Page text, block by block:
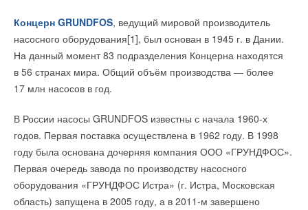
Концерн GRUNDFOS, ведущий мировой производитель
насосного оборудования[1], был основан в 1945 г. в Дании.
На данный момент 83 подразделения Концерна находятся
в 56 странах мира. Общий объём производства — более
17 млн насосов в год.
В России насосы GRUNDFOS известны с начала 1960-х
годов. Первая поставка осуществлена в 1962 году. В 1998
году была основана дочерняя компания ООО «ГРУНДФОС».
Первая очередь завода по производству насосного
оборудования «ГРУНДФОС Истра» (г. Истра, Московская
область) запущена в 2005 году, а в 2011-м завершено